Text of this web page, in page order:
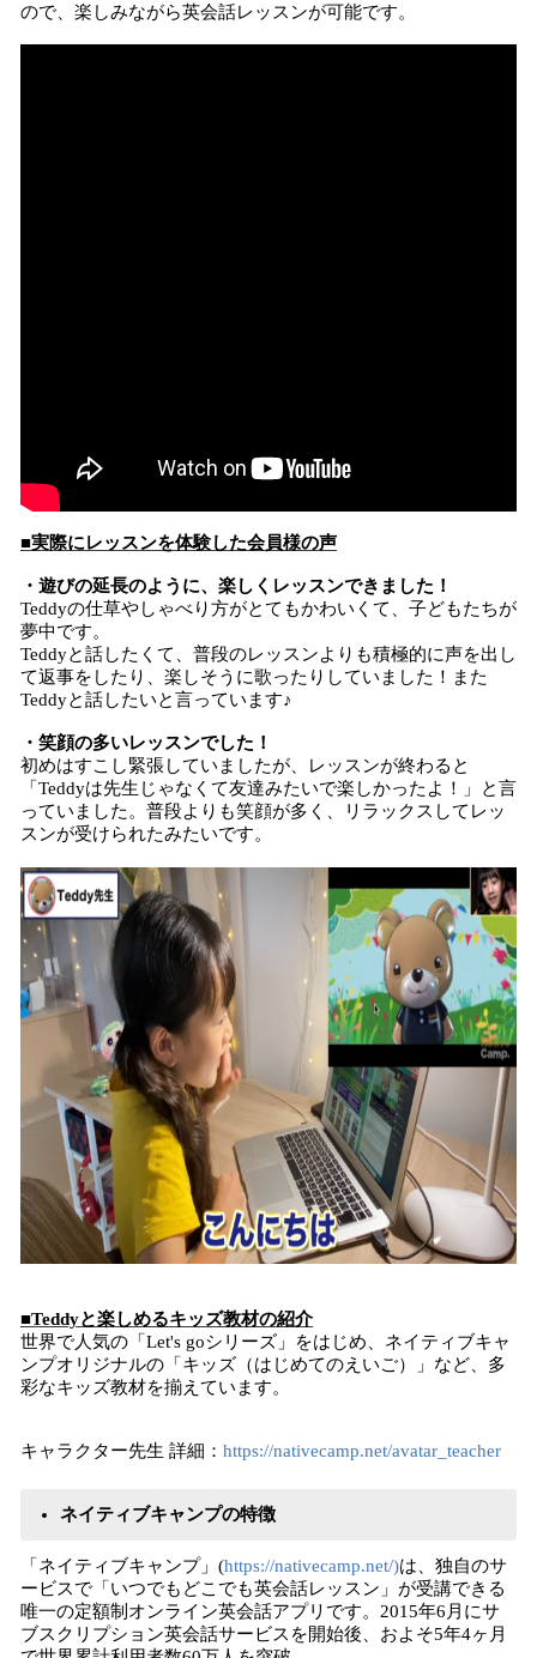
ので、楽しみながら英会話レッスンが可能です。
■実際にレッスンを体験した会員様の声
・遊びの延長のように、楽しくレッスンできました！
Teddyの仕草やしゃべり方がとてもかわいくて、子どもたちが
夢中です。
Teddyと話したくて、普段のレッスンよりも積極的に声を出し
て返事をしたり、楽しそうに歌ったりしていました！また
Teddyと話したいと言っています♪
・笑顔の多いレッスンでした！
初めはすこし緊張していましたが、レッスンが終わると
「Teddyは先生じゃなくて友達みたいで楽しかったよ！」と言
っていました。普段よりも笑顔が多く、リラックスしてレッ
スンが受けられたみたいです。
■Teddyと楽しめるキッズ教材の紹介
世界で人気の「Let's goシリーズ」をはじめ、ネイティブキャ
ンプオリジナルの「キッズ（はじめてのえいご）」など、多
彩なキッズ教材を揃えています。
キャラクター先生 詳細： https://nativecamp.net/avatar_teacher
ネイティブキャンプの特徴
「ネイティブキャンプ」(https://nativecamp.net/)は、独自のサ
ービスで「いつでもどこでも英会話レッスン」が受講できる
唯一の定額制オンライン英会話アプリです。2015年6月にサ
ブスクリプション英会話サービスを開始後、およそ5年4ヶ月